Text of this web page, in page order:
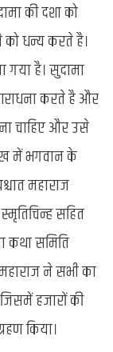
की दशा को
धन्य करते है।
गया है। सुदामा
करते है और
चाहिए और उसे
में भगवान के
महाराज
सहित
कथा समिति
ने सभी का
हजारों की
किया।